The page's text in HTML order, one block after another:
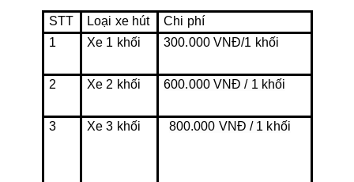
STT Loại xe hút
Chi phí
1
Xe 1 khối 300.000 VNĐ/1 khối
2 Xe 2 khối 600.000 VNĐ / 1 khối
3 Xe 3 khối 800.000 VNĐ / 1 khối